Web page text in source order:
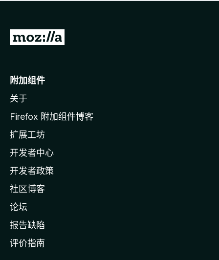
无
转
o
i
l
a
主
页
附加组件
关于
Firefox 附加组件博客
扩展工坊
开发者中心
开发者政策
社区博客
论坛
报告缺陷
评价指南